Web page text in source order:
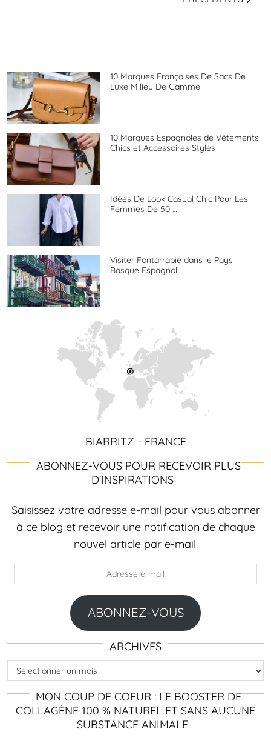
10 Marques Françaises De Sacs De
Luxe Milieu De Gamme
10 Marques Espagnoles de Vêtements
Chics et Accessoires Stylés
Idées De Look Casual Chic Pour Les
Femmes De 50 …
Visiter Fontarrabie dans le Pays
Basque Espagnol
BIARRITZ - FRANCE
ABONNEZ-VOUS POUR RECEVOIR PLUS
D'INSPIRATIONS
Saisissez votre adresse e-mail pour vous abonner
à ce blog et recevoir une notification de chaque
nouvel article par e-mail.
e-
ABONNEZ-VOUS
ARCHIVES
Archives
MON COUP DE COEUR : LE BOOSTER DE
COLLAGÈNE 100 % NATUREL ET SANS AUCUNE
SUBSTANCE ANIMALE